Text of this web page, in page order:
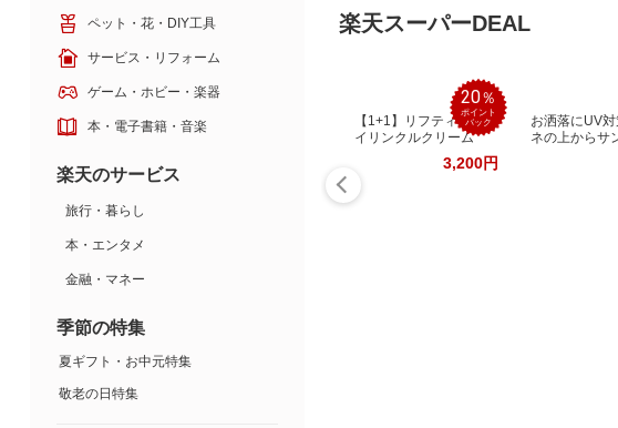
楽天スーパーDEAL
20％
ポイント
バック
【1+1】リフティングア
イリンクルクリーム
3,200円
お洒落にUV
ネの上からサ
ペット・花・DIY工具
サービス・リフォーム
ゲーム・ホビー・楽器
本・電子書籍・音楽
楽天のサービス
旅行・暮らし
本・エンタメ
金融・マネー
季節の特集
夏ギフト・お中元特集
敬老の日特集